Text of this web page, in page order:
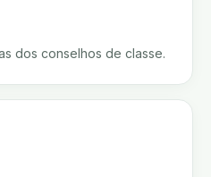
dos conselhos de classe.